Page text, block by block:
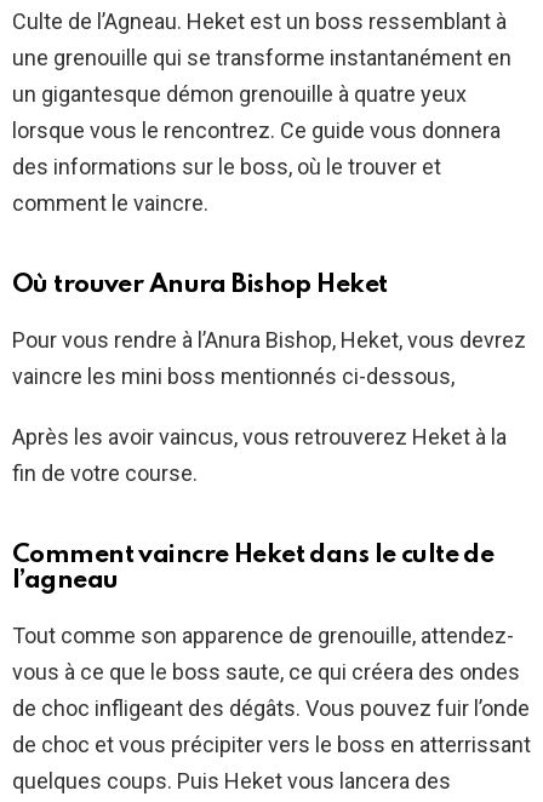
Culte de l’Agneau. Heket est un boss ressemblant à
une grenouille qui se transforme instantanément en
un gigantesque démon grenouille à quatre yeux
lorsque vous le rencontrez. Ce guide vous donnera
des informations sur le boss, où le trouver et
comment le vaincre.
Où trouver Anura Bishop Heket
Pour vous rendre à l’Anura Bishop, Heket, vous devrez
vaincre les mini boss mentionnés ci-dessous,
Après les avoir vaincus, vous retrouverez Heket à la
fin de votre course.
Comment vaincre Heket dans le culte de
l’agneau
Tout comme son apparence de grenouille, attendez-
vous à ce que le boss saute, ce qui créera des ondes
de choc infligeant des dégâts. Vous pouvez fuir l’onde
de choc et vous précipiter vers le boss en atterrissant
quelques coups. Puis Heket vous lancera des